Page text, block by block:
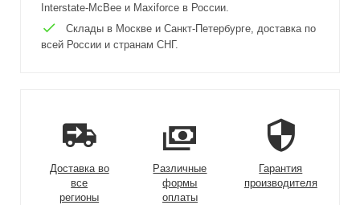
Interstate-McBee и Maxiforce в России.
Склады в Москве и Санкт-Петербурге, доставка по
всей России и странам СНГ.
Доставка во
все
регионы
Различные
формы
оплаты
Гарантия
производителя